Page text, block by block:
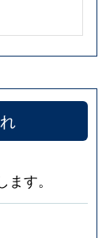
す。